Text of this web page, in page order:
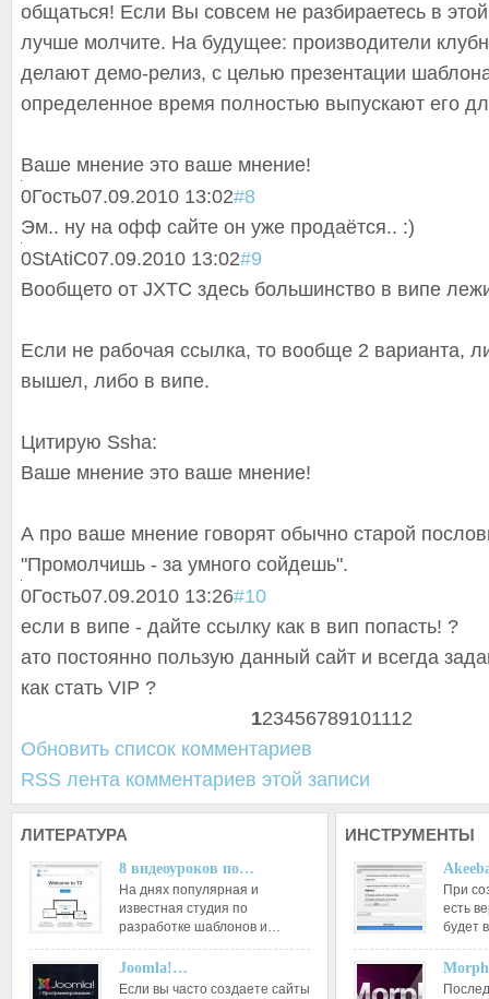
общаться! Если Вы совсем не разбираетесь в
лучше молчите. На будущее: производители
делают демо-релиз, с целью презентации
определенное время полностью выпускают его
Ваше мнение это ваше мнение!
0Гость07.09.2010 13:02#8
Эм.. ну на офф сайте он уже продаётся.. :)
0StAtiC07.09.2010 13:02#9
Вообщето от JXTC здесь большинство в випе
Если не рабочая ссылка, то вообще 2 варианта,
вышел, либо в випе.
Цитирую Ssha:
Ваше мнение это ваше мнение!
А про ваше мнение говорят обычно старой
"Промолчишь - за умного сойдешь".
0Гость07.09.2010 13:26#10
если в випе - дайте ссылку как в вип попасть! ?
ато постоянно пользую данный сайт и всегда
как стать VIP ?
123456789101112
Обновить список комментариев
RSS лента комментариев этой записи
ЛИТЕРАТУРА
8 видеоуроков по…
На днях популярная и
известная студия по
разработке шаблонов и…
Joomla!…
Если вы часто создаете сайты
ИНСТРУМЕНТЫ
При
есть
будет